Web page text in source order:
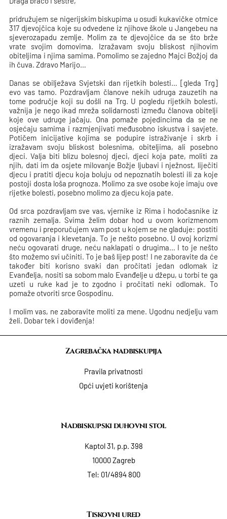
pridružujem se nigerijskim biskupima u osudi kukavičke otmice
317 djevojčica koje su odvedene iz njihove škole u Jangebeu na
sjeverozapadu zemlje. Molim za te djevojčice da se što brže
vrate svojim domovima. Izražavam svoju bliskost njihovim
obiteljima i njima samima. Pomolimo se zajedno Majci Božjoj da
ih čuva. Zdravo Marijo…
Danas se obilježava Svjetski dan rijetkih bolesti… [gleda Trg]
evo vas tamo. Pozdravljam članove nekih udruga zauzetih na
tome područje koji su došli na Trg. U pogledu rijetkih bolesti,
važnija je nego ikad mreža solidarnosti između članova obitelji
koje ove udruge jačaju. Ona pomaže pojedincima da se ne
osjećaju samima i razmjenjivati međusobno iskustva i savjete.
Potičem inicijative kojima se podupire istraživanje i skrb i
izražavam svoju bliskost bolesnima, obiteljima, ali posebno
djeci. Valja biti blizu bolesnoj djeci, djeci koja pate, moliti za
njih, dati im da osjete milovanje Božje ljubavi i nježnost, liječiti
djecu i pratiti djecu koja boluju od nepoznatih bolesti ili za koje
postoji dosta loša prognoza. Molimo za sve osobe koje imaju ove
rijetke bolesti, posebno molimo za djecu koja pate.
Od srca pozdravljam sve vas, vjernike iz Rima i hodočasnike iz
raznih zemalja. Svima želim dobar hod u ovom korizmenom
vremenu i preporučujem vam post u kojem se ne gladuje: postiti
od ogovaranja i klevetanja. To je nešto posebno. U ovoj korizmi
neću ogovarati druge, neću naklapati o drugima… I to je nešto
što možemo svi učiniti. To je baš lijep post! I ne zaboravite da će
također biti korisno svaki dan pročitati jedan odlomak iz
Evanđelja, nositi sa sobom malo Evanđelje u džepu, u torbi te ga
uzeti u ruke kad je to zgodno i pročitati neki odlomak. To
pomaže otvoriti srce Gospodinu.
I molim vas, ne zaboravite moliti za mene. Ugodnu nedjelju vam
želi. Dobar tek i doviđenja!
Zagrebačka nadbiskupija
Pravila privatnosti
Opći uvjeti korištenja
Nadbiskupski duhovni stol
Kaptol 31, p.p. 398
10000 Zagreb
Tel: 01/4894 800
Tiskovni ured